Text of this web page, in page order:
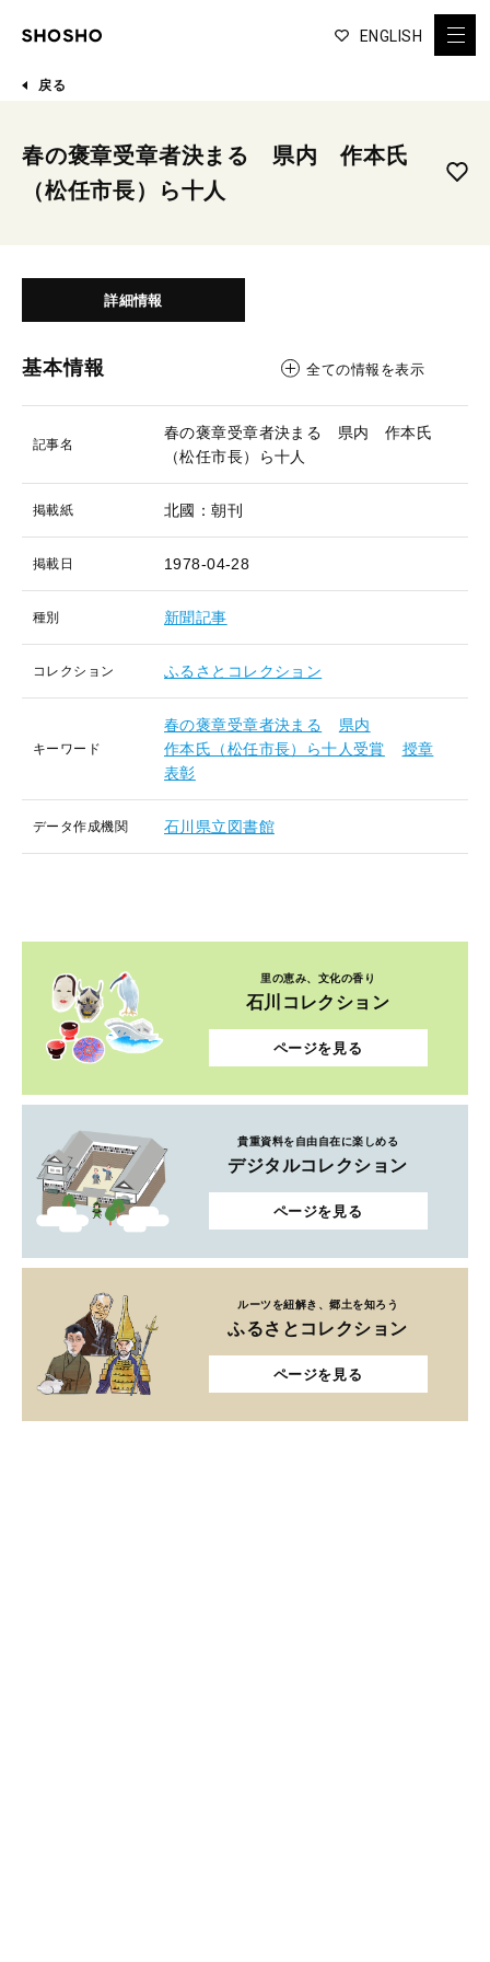
ENGLISH
戻る
春の褒章受章者決まる 県内 作本氏
（松任市長）ら十人
詳細情報
基本情報 全ての情報を表示
記事名
春の褒章受章者決まる 県内 作本氏
（松任市長）ら十人
掲載紙 北國：朝刊
掲載日 1978-04-28
種別 新聞記事
コレクション ふるさとコレクション
キーワード
春の褒章受章者決まる
県内
作本氏（松任市長）ら十人受賞
授章
表彰
データ作成機関 石川県立図書館
里の恵み、文化の香り
石川コレクション
ページを見る
貴重資料を自由自在に楽しめる
デジタルコレクション
ページを見る
ルーツを紐解き、郷土を知ろう
ふるさとコレクション
ページを見る